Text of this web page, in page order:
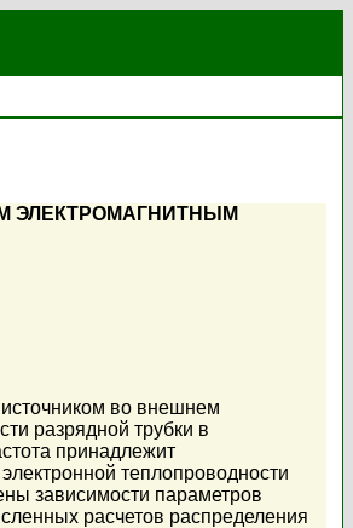
ЭЛЕКТРОМАГНИТНЫМ
источником во внешнем
разрядной трубки в
принадлежит
теплопроводности
зависимости параметров
расчетов распределения